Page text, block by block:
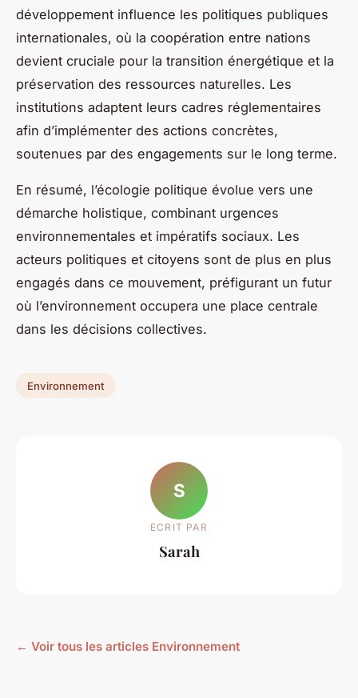
développement influence les politiques publiques
internationales, où la coopération entre nations
devient cruciale pour la transition énergétique et la
préservation des ressources naturelles. Les
institutions adaptent leurs cadres réglementaires
afin d’implémenter des actions concrètes,
soutenues par des engagements sur le long terme.
En résumé, l’écologie politique évolue vers une
démarche holistique, combinant urgences
environnementales et impératifs sociaux. Les
acteurs politiques et citoyens sont de plus en plus
engagés dans ce mouvement, préfigurant un futur
où l’environnement occupera une place centrale
dans les décisions collectives.
Environnement
S
ECRIT PAR
Sarah
← Voir tous les articles Environnement